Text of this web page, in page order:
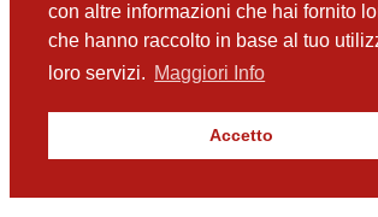
con altre informazioni che hai fornito
che hanno raccolto in base al tuo
loro servizi. Maggiori Info
Accetto